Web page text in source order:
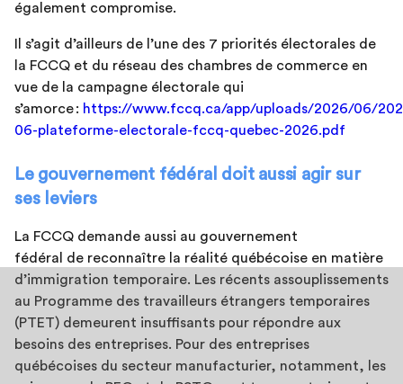
également compromise.
Il s’agit d’ailleurs de l’une des 7 priorités électorales de
la FCCQ et du réseau des chambres de commerce en
vue de la campagne électorale qui
s’amorce : https://www.fccq.ca/app/uploads/2026/06/
06-plateforme-electorale-fccq-quebec-2026.pdf
Le gouvernement fédéral doit aussi agir sur
ses leviers
La FCCQ demande aussi au gouvernement
fédéral de reconnaître la réalité québécoise en matière
d’immigration temporaire. Les récents assouplissements
au Programme des travailleurs étrangers temporaires
(PTET) demeurent insuffisants pour répondre aux
besoins des entreprises. Pour des entreprises
québécoises du secteur manufacturier, notamment, les